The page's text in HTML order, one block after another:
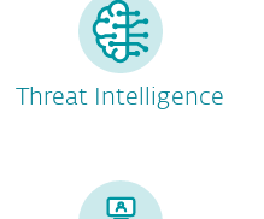
Threat Intelligence